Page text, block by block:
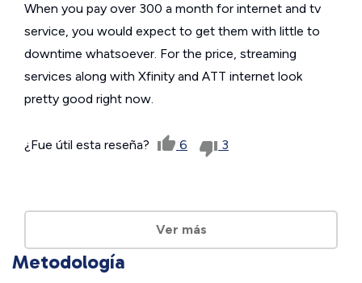
When you pay over 300 a month for internet and tv
service, you would expect to get them with little to
downtime whatsoever. For the price, streaming
services along with Xfinity and ATT internet look
pretty good right now.
¿Fue útil esta reseña? 6 3
Ver más
Metodología